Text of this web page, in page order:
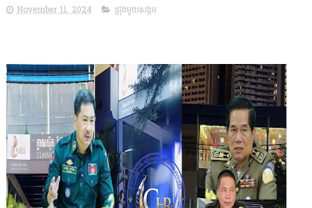
November 11, 2024 ជ្រុងមួយសង្គម